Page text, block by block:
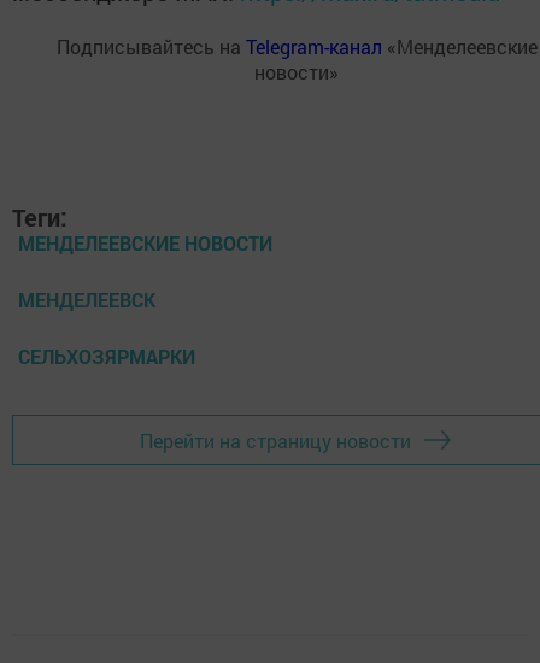
Подписывайтесь на Telegram-канал «Менделеевские
новости»
Теги:
МЕНДЕЛЕЕВСКИЕ НОВОСТИ
МЕНДЕЛЕЕВСК
СЕЛЬХОЗЯРМАРКИ
Перейти на страницу новости